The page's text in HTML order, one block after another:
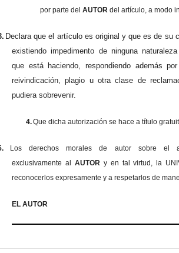
por parte del AUTOR del artículo, a modo
Declara que el artículo es original y que es de su
existiendo impedimento de ninguna
que está haciendo, respondiendo además
reivindicación, plagio u otra clase de
pudiera sobrevenir.
4.Que dicha autorización se hace a título
Los derechos morales de autor sobre el
exclusivamente al AUTOR y en tal virtud, la
reconocerlos expresamente y a respetarlos de
EL AUTOR